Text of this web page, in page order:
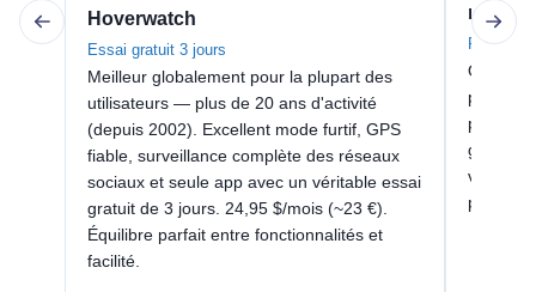
Hoverwatch
Essai gratuit 3 jours
Meilleur globalement pour la plupart des
utilisateurs — plus de 20 ans d'activité
(depuis 2002). Excellent mode furtif, GPS
fiable, surveillance complète des réseaux
sociaux et seule app avec un véritable essai
gratuit de 3 jours. 24,95 $/mois (~23 €).
Équilibre parfait entre fonctionnalités et
facilité.
mSpy
Pas
Option
plus de
par
vous
par